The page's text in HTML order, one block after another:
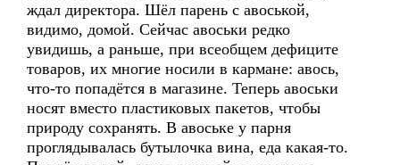
ждал директора. Шёл парень с авоськой,
видимо, домой. Сейчас авоськи редко
увидишь, а раньше, при всеобщем дефиците
товаров, их многие носили в кармане: авось,
что-то попадётся в магазине. Теперь авоськи
носят вместо пластиковых пакетов, чтобы
природу сохранять. В авоське у парня
проглядывалась бутылочка вина, еда какая-то.